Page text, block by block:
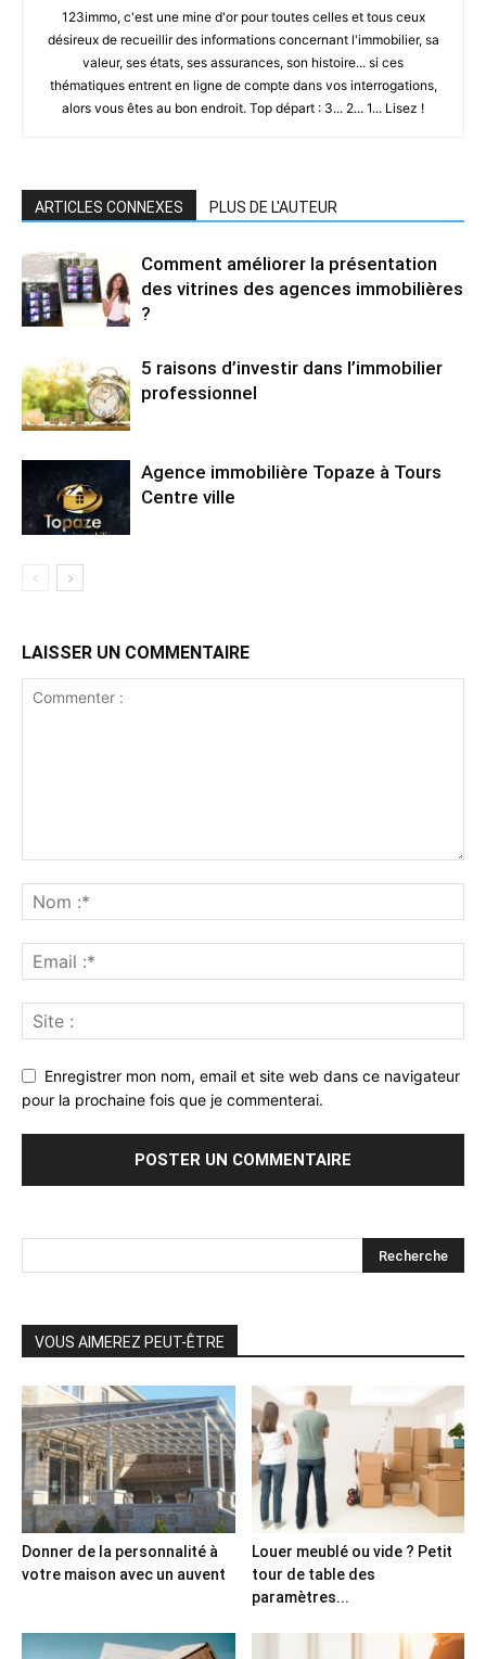
123immo, c'est une mine d'or pour toutes celles et tous ceux
désireux de recueillir des informations concernant l'immobilier, sa
valeur, ses états, ses assurances, son histoire... si ces
thématiques entrent en ligne de compte dans vos interrogations,
alors vous êtes au bon endroit. Top départ : 3... 2... 1... Lisez !
ARTICLES CONNEXES PLUS DE L'AUTEUR
Comment améliorer la présentation
des vitrines des agences immobilières
?
5 raisons d’investir dans l’immobilier
professionnel
Agence immobilière Topaze à Tours
Centre ville
LAISSER UN COMMENTAIRE
Enregistrer mon nom, email et site web dans ce navigateur
pour la prochaine fois que je commenterai.
VOUS AIMEREZ PEUT-ÊTRE
Donner de la personnalité à
votre maison avec un auvent
Louer meublé ou vide ? Petit
tour de table des
paramètres...